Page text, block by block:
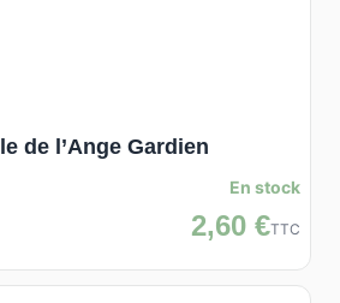
de l’Ange Gardien
En stock
2,60 €TTC